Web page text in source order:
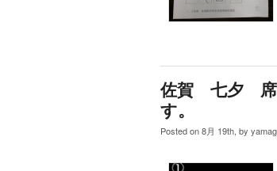
佐賀 七夕 席
す。
Posted on 8月 19th, by